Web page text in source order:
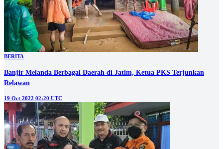
BERITA
Banjir Melanda Berbagai Daerah di Jatim, Ketua PKS Terjunkan
Relawan
19 Oct 2022 02:20 UTC